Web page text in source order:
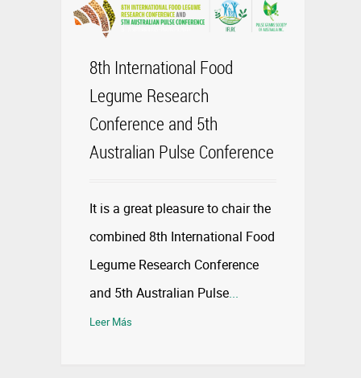
8th International Food
Legume Research
Conference and 5th
Australian Pulse Conference
It is a great pleasure to chair the
combined 8th International Food
Legume Research Conference
and 5th Australian Pulse...
Leer Más